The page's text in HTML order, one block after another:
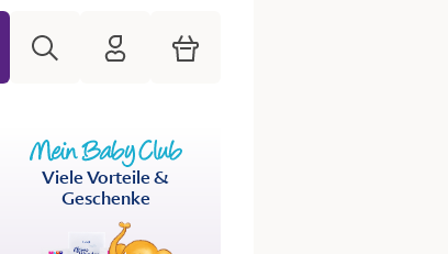
HiPP Mein Babyclub
Warenkorb
Viele Vorteile &
Geschenke